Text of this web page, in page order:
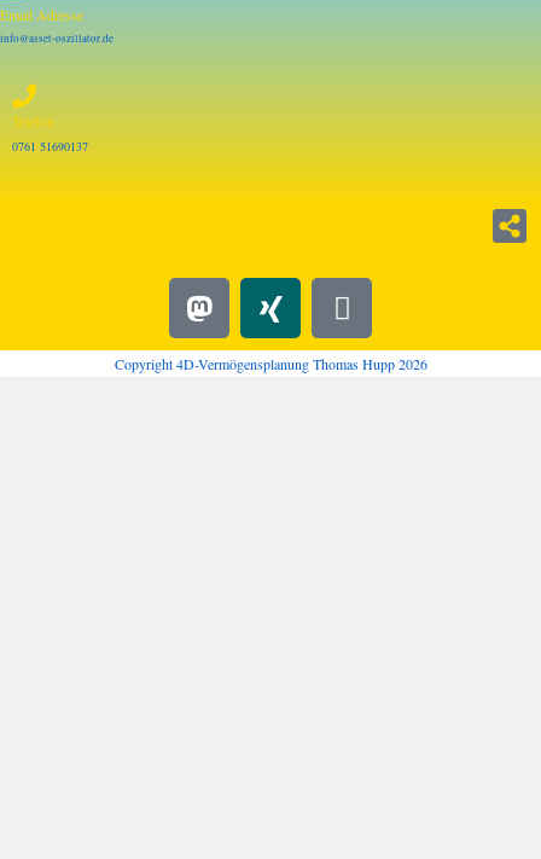
Email Adresse
info@asset-oszillator.de
Telefon
0761 51690137
Copyright 4D-Vermögensplanung Thomas Hupp 2026